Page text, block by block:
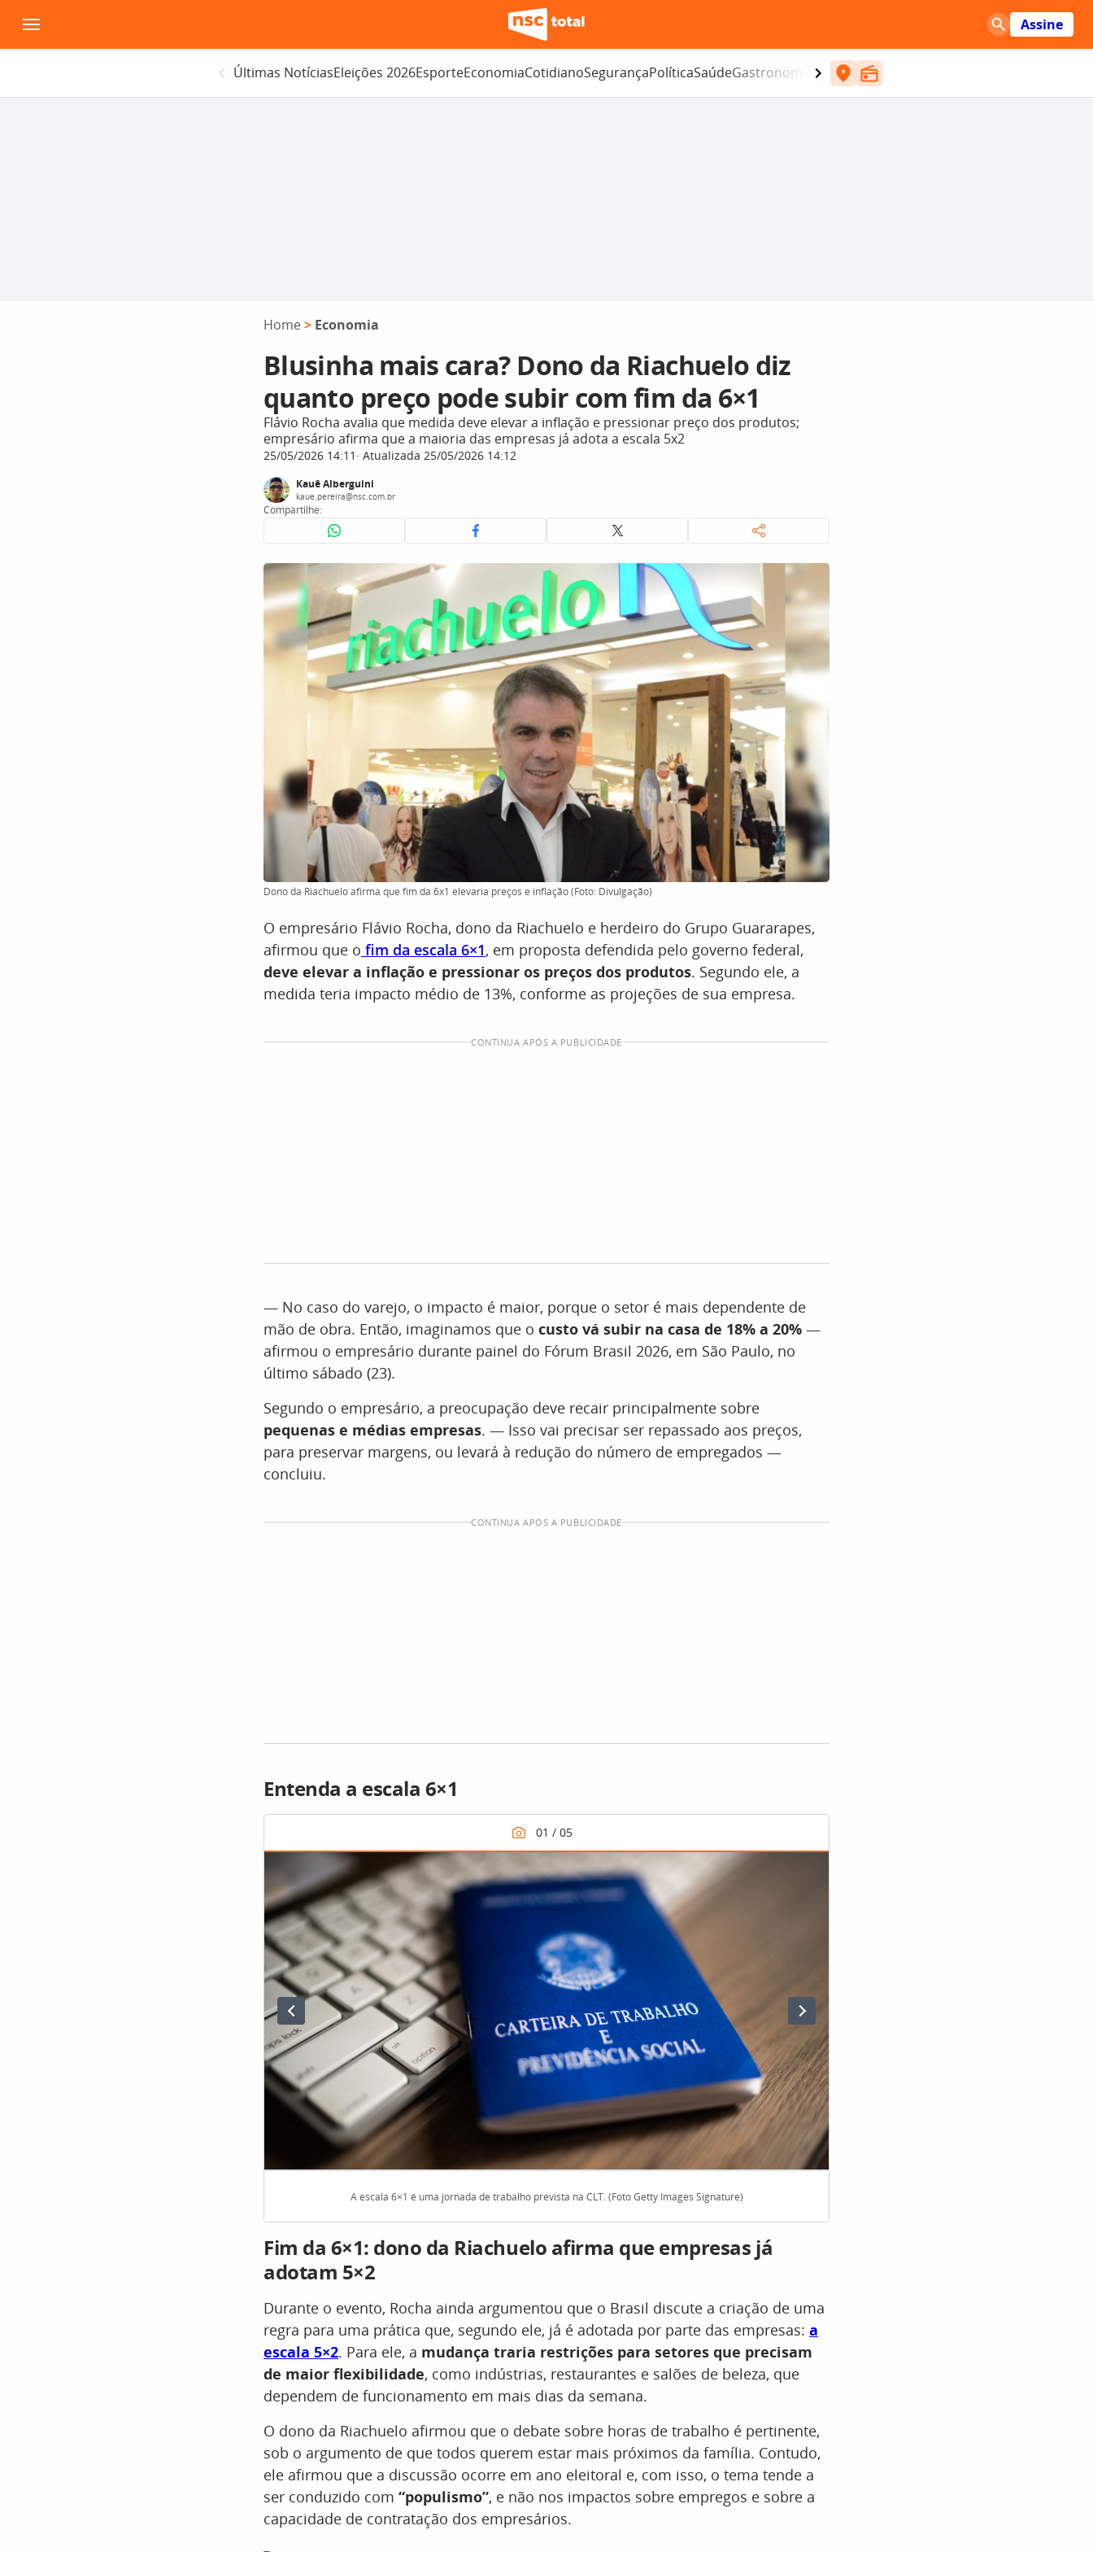
para
o
Assine
Últimas NotíciasEleições 2026EsporteEconomiaCotidianoSegurançaPolíticaSaúdeGastronomia Entretenimento
Home > Economia
Blusinha mais cara? Dono da Riachuelo diz
quanto preço pode subir com fim da 6×1
Flávio Rocha avalia que medida deve elevar a inflação e pressionar preço dos produtos;
empresário afirma que a maioria das empresas já adota a escala 5x2
25/05/2026 14:11 Atualizada 25/05/2026 14:12
Kauê Alberguini
kaue.pereira@nsc.com.br
Compartilhe:
Dono da Riachuelo afirma que fim da 6x1 elevaria preços e inflação (Foto: Divulgação)
O empresário Flávio Rocha, dono da Riachuelo e herdeiro do Grupo Guararapes,
afirmou que o fim da escala 6×1, em proposta defendida pelo governo federal,
deve elevar a inflação e pressionar os preços dos produtos. Segundo ele, a
medida teria impacto médio de 13%, conforme as projeções de sua empresa.
CONTINUA APÓS A PUBLICIDADE
— No caso do varejo, o impacto é maior, porque o setor é mais dependente de
mão de obra. Então, imaginamos que o custo vá subir na casa de 18% a 20% —
afirmou o empresário durante painel do Fórum Brasil 2026, em São Paulo, no
último sábado (23).
Segundo o empresário, a preocupação deve recair principalmente sobre
pequenas e médias empresas. — Isso vai precisar ser repassado aos preços,
para preservar margens, ou levará à redução do número de empregados —
concluiu.
CONTINUA APÓS A PUBLICIDADE
Entenda a escala 6×1
A escala 6×1 é uma jornada de trabalho prevista na CLT. (Foto Getty Images Signature)
Fim da 6×1: dono da Riachuelo afirma que empresas já
adotam 5×2
Durante o evento, Rocha ainda argumentou que o Brasil discute a criação de uma
regra para uma prática que, segundo ele, já é adotada por parte das empresas: a
escala 5×2. Para ele, a mudança traria restrições para setores que precisam
de maior flexibilidade, como indústrias, restaurantes e salões de beleza, que
dependem de funcionamento em mais dias da semana.
O dono da Riachuelo afirmou que o debate sobre horas de trabalho é pertinente,
sob o argumento de que todos querem estar mais próximos da família. Contudo,
ele afirmou que a discussão ocorre em ano eleitoral e, com isso, o tema tende a
ser conduzido com “populismo”, e não nos impactos sobre empregos e sobre a
capacidade de contratação dos empresários.